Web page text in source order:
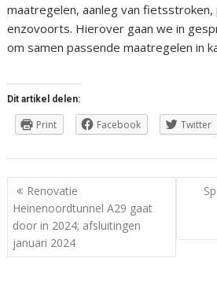
maatregelen, aanleg van
enzovoorts. Hierover gaan we in
om samen passende maatregelen in
Dit artikel delen:
Print Facebook Twitter
Berichtnavigatie
Renovatie
Heinenoordtunnel A29 gaat
door in 2024; afsluitingen
januari 2024